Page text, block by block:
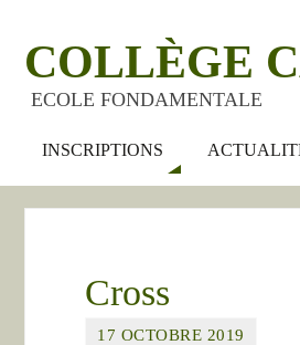
COLLÈGE
ECOLE FONDAMENTALE
INSCRIPTIONS
Cross
17 OCTOBRE 2019